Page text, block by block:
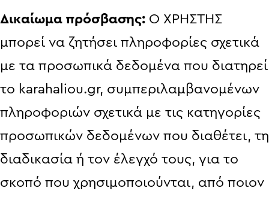
Δικαίωμα πρόσβασης: Ο ΧΡΗΣΤΗΣ
μπορεί να ζητήσει πληροφορίες σχετικά
με τα προσωπικά δεδομένα που διατηρεί
το karahaliou.gr, συμπεριλαμβανομένων
πληροφοριών σχετικά με τις κατηγορίες
προσωπικών δεδομένων που διαθέτει, τη
διαδικασία ή τον έλεγχό τους, για το
σκοπό που χρησιμοποιούνται, από ποιον